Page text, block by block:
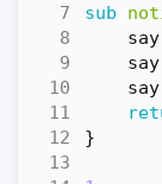
sub
say
say
say
}